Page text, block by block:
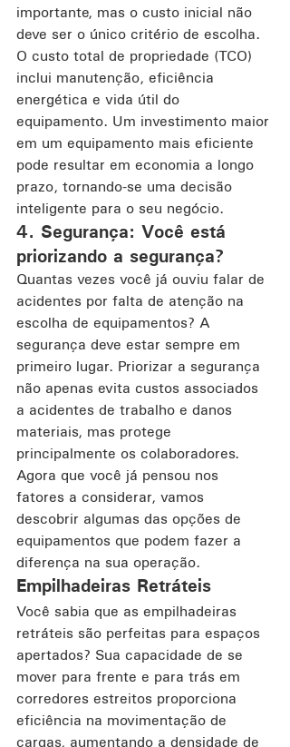
importante, mas o custo inicial não
deve ser o único critério de escolha.
O custo total de propriedade (TCO)
inclui manutenção, eficiência
energética e vida útil do
equipamento. Um investimento maior
em um equipamento mais eficiente
pode resultar em economia a longo
prazo, tornando-se uma decisão
inteligente para o seu negócio.
4. Segurança: Você está
priorizando a segurança?
Quantas vezes você já ouviu falar de
acidentes por falta de atenção na
escolha de equipamentos? A
segurança deve estar sempre em
primeiro lugar. Priorizar a segurança
não apenas evita custos associados
a acidentes de trabalho e danos
materiais, mas protege
principalmente os colaboradores.
Agora que você já pensou nos
fatores a considerar, vamos
descobrir algumas das opções de
equipamentos que podem fazer a
diferença na sua operação.
Empilhadeiras Retráteis
Você sabia que as empilhadeiras
retráteis são perfeitas para espaços
apertados? Sua capacidade de se
mover para frente e para trás em
corredores estreitos proporciona
eficiência na movimentação de
cargas, aumentando a densidade de